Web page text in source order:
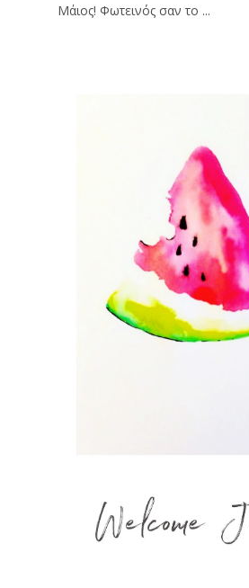
Μάιος! Φωτεινός σαν το ...